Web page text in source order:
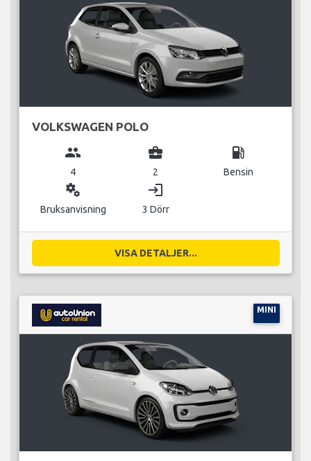
VOLKSWAGEN POLO
group
4
business_center
2
local_gas_station
Bensin
miscellaneous_services
Bruksanvisning
login
3 Dörr
VISA DETALJER...
MINI